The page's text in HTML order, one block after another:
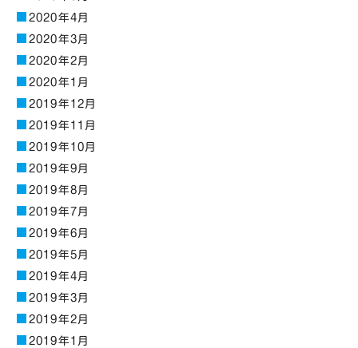
2020年4月
2020年3月
2020年2月
2020年1月
2019年12月
2019年11月
2019年10月
2019年9月
2019年8月
2019年7月
2019年6月
2019年5月
2019年4月
2019年3月
2019年2月
2019年1月